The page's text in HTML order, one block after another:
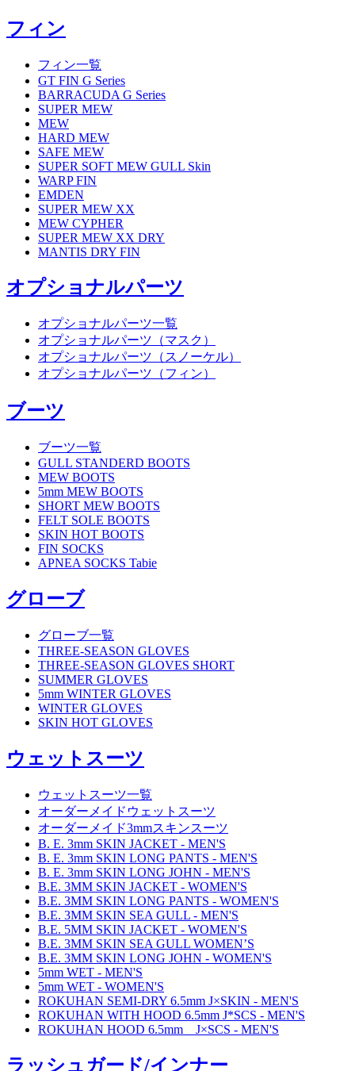
フィン
フィン一覧
GT FIN G Series
BARRACUDA G Series
SUPER MEW
MEW
HARD MEW
SAFE MEW
SUPER SOFT MEW GULL Skin
WARP FIN
EMDEN
SUPER MEW XX
MEW CYPHER
SUPER MEW XX DRY
MANTIS DRY FIN
オプショナルパーツ
オプショナルパーツ一覧
オプショナルパーツ（マスク）
オプショナルパーツ（スノーケル）
オプショナルパーツ（フィン）
ブーツ
ブーツ一覧
GULL STANDERD BOOTS
MEW BOOTS
5mm MEW BOOTS
SHORT MEW BOOTS
FELT SOLE BOOTS
SKIN HOT BOOTS
FIN SOCKS
APNEA SOCKS Tabie
グローブ
グローブ一覧
THREE-SEASON GLOVES
THREE-SEASON GLOVES SHORT
SUMMER GLOVES
5mm WINTER GLOVES
WINTER GLOVES
SKIN HOT GLOVES
ウェットスーツ
ウェットスーツ一覧
オーダーメイドウェットスーツ
オーダーメイド3mmスキンスーツ
B. E. 3mm SKIN JACKET - MEN'S
B. E. 3mm SKIN LONG PANTS - MEN'S
B. E. 3mm SKIN LONG JOHN - MEN'S
B.E. 3MM SKIN JACKET - WOMEN'S
B.E. 3MM SKIN LONG PANTS - WOMEN'S
B.E. 3MM SKIN SEA GULL - MEN'S
B.E. 5MM SKIN JACKET - WOMEN'S
B.E. 3MM SKIN SEA GULL WOMEN’S
B.E. 3MM SKIN LONG JOHN - WOMEN'S
5mm WET - MEN'S
5mm WET - WOMEN'S
ROKUHAN SEMI-DRY 6.5mm J×SKIN - MEN'S
ROKUHAN WITH HOOD 6.5mm J*SCS - MEN'S
ROKUHAN HOOD 6.5mm J×SCS - MEN'S
ラッシュガード/インナー